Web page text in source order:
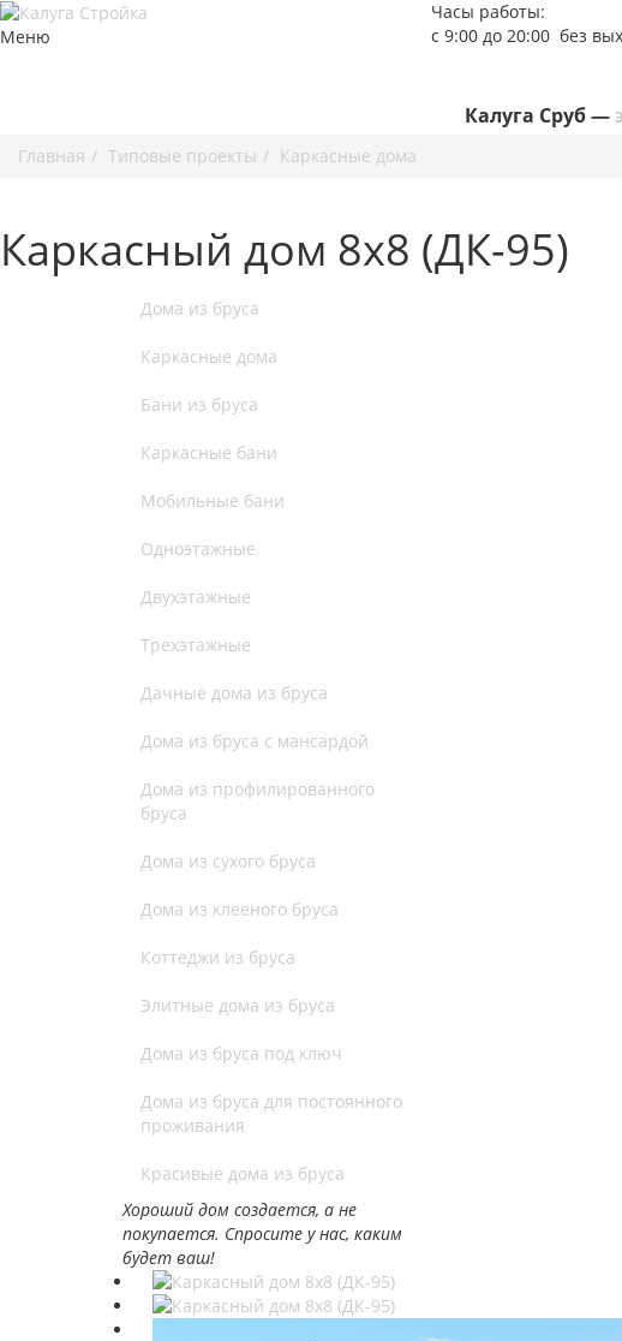
Меню
Часы работы:
с 9:00 до 20:00 без
Калуга Сруб —
Главная Типовые проекты Каркасные дома
Каркасный дом 8х8 (ДК-95)
Дома из бруса
Каркасные дома
Бани из бруса
Каркасные бани
Мобильные бани
Одноэтажные
Двухэтажные
Трехэтажные
Дачные дома из бруса
Дома из бруса с мансардой
Дома из профилированного
бруса
Дома из сухого бруса
Дома из клееного бруса
Коттеджи из бруса
Элитные дома из бруса
Дома из бруса под ключ
Дома из бруса для постоянного
проживания
Красивые дома из бруса
Хороший дом создается, а не
покупается. Спросите у нас, каким
будет ваш!